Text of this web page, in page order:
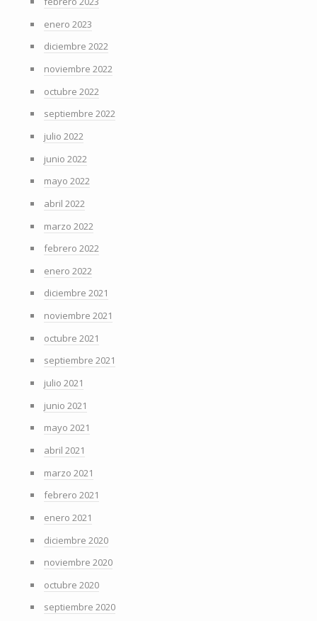
enero 2023
diciembre 2022
noviembre 2022
octubre 2022
septiembre 2022
julio 2022
junio 2022
mayo 2022
abril 2022
marzo 2022
febrero 2022
enero 2022
diciembre 2021
noviembre 2021
octubre 2021
septiembre 2021
julio 2021
junio 2021
mayo 2021
abril 2021
marzo 2021
febrero 2021
enero 2021
diciembre 2020
noviembre 2020
octubre 2020
septiembre 2020